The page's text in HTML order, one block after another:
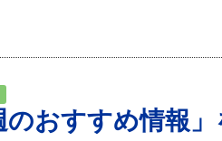
のおすすめ情報